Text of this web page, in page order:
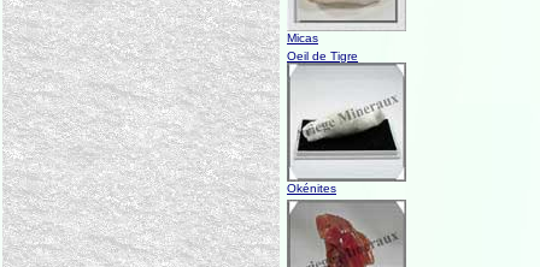
Micas
Oeil de Tigre
Okénites